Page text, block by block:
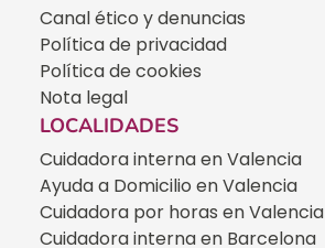
Canal ético y denuncias
Política de privacidad
Política de cookies
Nota legal
LOCALIDADES
Cuidadora interna en Valencia
Ayuda a Domicilio en Valencia
Cuidadora por horas en Valencia
Cuidadora interna en Barcelona